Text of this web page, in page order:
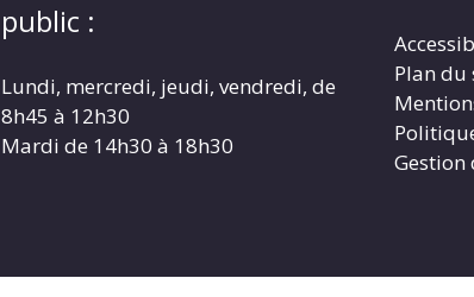
public :
Lundi, mercredi, jeudi, vendredi, de
8h45 à 12h30
Mardi de 14h30 à 18h30
Plan du
Gestion